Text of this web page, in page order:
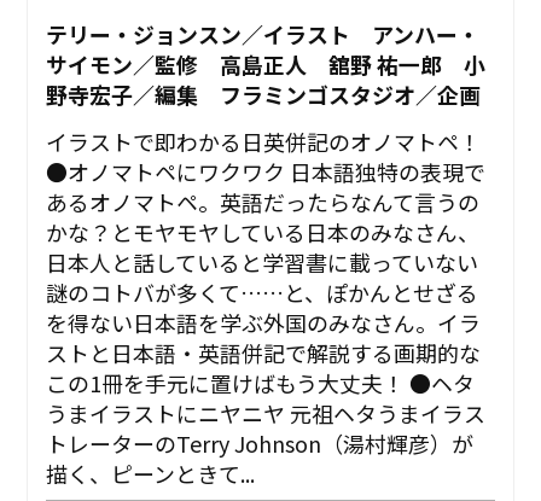
テリー・ジョンスン／イラスト アンハー・
サイモン／監修 高島正人 舘野 祐一郎 小
野寺宏子／編集 フラミンゴスタジオ／企画
イラストで即わかる日英併記のオノマトペ！
●オノマトペにワクワク 日本語独特の表現で
あるオノマトペ。英語だったらなんて言うの
かな？とモヤモヤしている日本のみなさん、
日本人と話していると学習書に載っていない
謎のコトバが多くて……と、ぽかんとせざる
を得ない日本語を学ぶ外国のみなさん。イラ
ストと日本語・英語併記で解説する画期的な
この1冊を手元に置けばもう大丈夫！ ●ヘタ
うまイラストにニヤニヤ 元祖ヘタうまイラス
トレーターのTerry Johnson（湯村輝彦）が
描く、ピーンときて...